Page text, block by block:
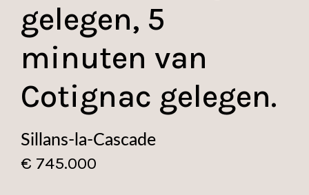
gelegen, 5
minuten van
Cotignac gelegen.
Sillans-la-Cascade
€ 745.000